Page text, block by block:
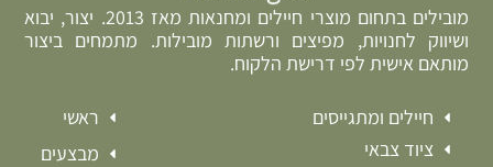
מובילים בתחום מוצרי חיילים ומחנאות מאז 2013. יצור, יבוא
ושיווק לחנויות, מפיצים ורשתות מובילות. מתמחים ביצור
מותאם אישית לפי דרישת הלקוח.
חיילים ומתגייסים
ציוד צבאי
ראשי
מבצעים